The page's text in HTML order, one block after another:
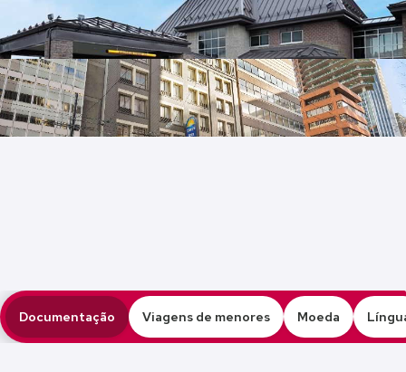
Cofortel
Quebeque, Québec, Canadá
Days Inn by Wyndham Vancouver Downtown
Vancouver, Colúmbia Britânica, Canadá
Documentação Viagens de menores Moeda